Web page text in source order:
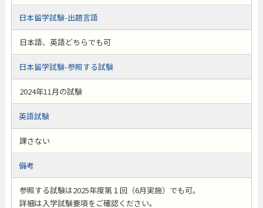
日本留学試験-出題言語
日本語、英語どちらでも可
日本留学試験-参照する試験
2024年11月の試験
英語試験
課さない
備考
参照する試験は2025年度第１回（6月実施）でも可。
詳細は入学試験要項をご確認ください。